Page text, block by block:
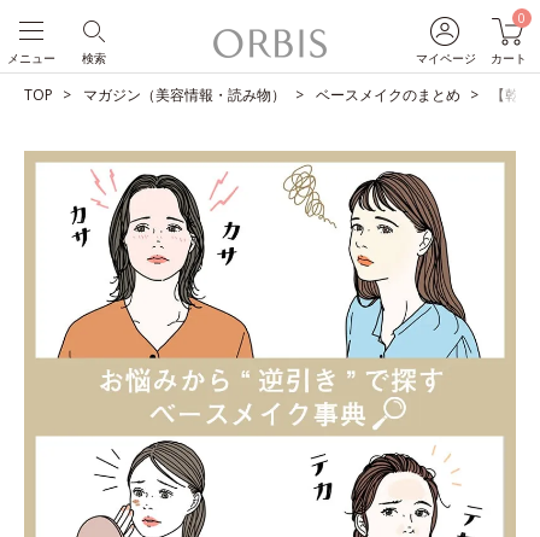
マイページ
0
カート
検索
メニュー
TOP マガジン（美容情報・読み物） ベースメイクのまとめ 【乾